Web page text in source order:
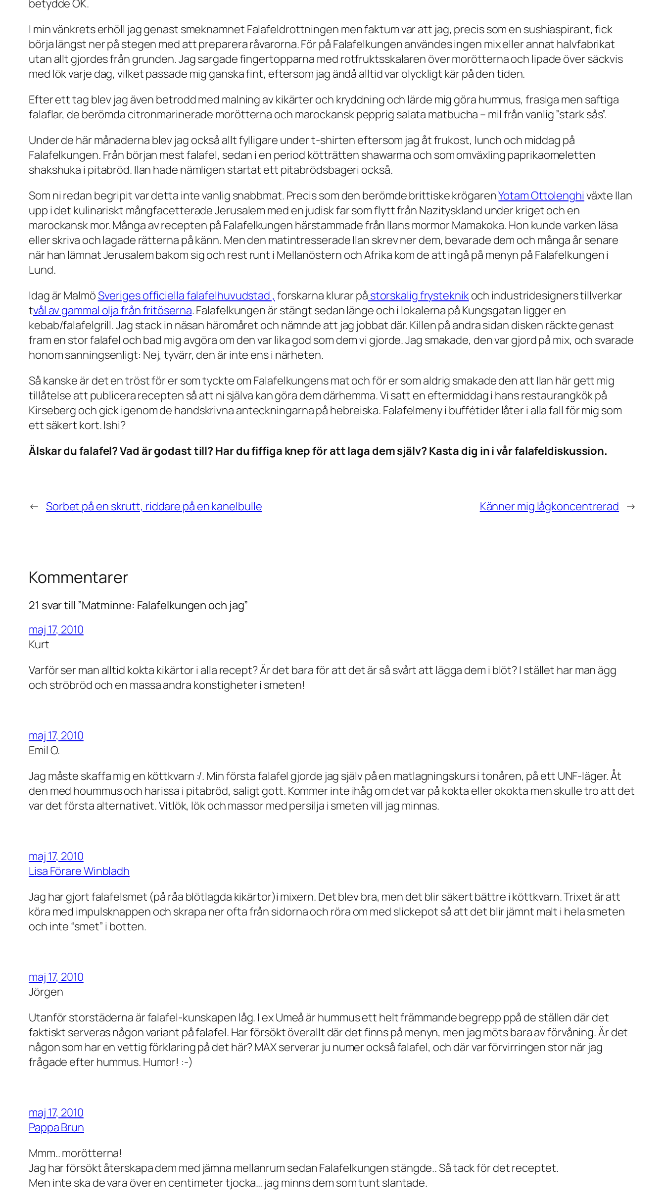
betydde OK.
I min vänkrets erhöll jag genast smeknamnet Falafeldrottningen men faktum var att jag, precis som en sushiaspirant, fick
börja längst ner på stegen med att preparera råvarorna. För på Falafelkungen användes ingen mix eller annat halvfabrikat
utan allt gjordes från grunden. Jag sargade fingertopparna med rotfruktsskalaren över morötterna och lipade över säckvis
med lök varje dag, vilket passade mig ganska fint, eftersom jag ändå alltid var olyckligt kär på den tiden.
Efter ett tag blev jag även betrodd med malning av kikärter och kryddning och lärde mig göra hummus, frasiga men saftiga
falaflar, de berömda citronmarinerade morötterna och marockansk pepprig salata matbucha – mil från vanlig ”stark sås”.
Under de här månaderna blev jag också allt fylligare under t-shirten eftersom jag åt frukost, lunch och middag på
Falafelkungen. Från början mest falafel, sedan i en period kötträtten shawarma och som omväxling paprikaomeletten
shakshuka i pitabröd. Ilan hade nämligen startat ett pitabrödsbageri också.
Som ni redan begripit var detta inte vanlig snabbmat. Precis som den berömde brittiske krögarenYotam Ottolenghi växte Ilan
upp i det kulinariskt mångfacetterade Jerusalem med en judisk far som flytt från Nazityskland under kriget och en
marockansk mor. Många av recepten på Falafelkungen härstammade från Ilans mormor Mamakoka. Hon kunde varken läsa
eller skriva och lagade rätterna på känn. Men den matintresserade Ilan skrev ner dem, bevarade dem och många år senare
när han lämnat Jerusalem bakom sig och rest runt i Mellanöstern och Afrika kom de att ingå på menyn på Falafelkungen i
Lund.
Idag är MalmöSveriges officiella falafelhuvudstad , forskarna klurar på storskalig frysteknikoch industridesigners tillverkar
tvål av gammal olja från fritöserna. Falafelkungen är stängt sedan länge och i lokalerna på Kungsgatan ligger en
kebab/falafelgrill. Jag stack in näsan häromåret och nämnde att jag jobbat där. Killen på andra sidan disken räckte genast
fram en stor falafel och bad mig avgöra om den var lika god som dem vi gjorde. Jag smakade, den var gjord på mix, och svarade
honom sanningsenligt: Nej, tyvärr, den är inte ens i närheten.
Så kanske är det en tröst för er som tyckte om Falafelkungens mat och för er som aldrig smakade den att Ilan här gett mig
tillåtelse att publicera recepten så att ni själva kan göra dem därhemma. Vi satt en eftermiddag i hans restaurangkök på
Kirseberg och gick igenom de handskrivna anteckningarna på hebreiska. Falafelmeny i buffétider låter i alla fall för mig som
ett säkert kort. Ishi?
Älskar du falafel? Vad är godast till? Har du fiffiga knep för att laga dem själv? Kasta dig in i vår falafeldiskussion.
← Sorbet på en skrutt, riddare på en kanelbulle Känner mig lågkoncentrerad →
Kommentarer
21 svar till ”Matminne: Falafelkungen och jag”
maj 17, 2010
Kurt
Varför ser man alltid kokta kikärtor i alla recept? Är det bara för att det är så svårt att lägga dem i blöt? I stället har man ägg
och ströbröd och en massa andra konstigheter i smeten!
maj 17, 2010
Emil O.
Jag måste skaffa mig en köttkvarn :/. Min första falafel gjorde jag själv på en matlagningskurs i tonåren, på ett UNF-läger. Åt
den med hoummus och harissa i pitabröd, saligt gott. Kommer inte ihåg om det var på kokta eller okokta men skulle tro att det
var det första alternativet. Vitlök, lök och massor med persilja i smeten vill jag minnas.
maj 17, 2010
Lisa Förare Winbladh
Jag har gjort falafelsmet (på råa blötlagda kikärtor)i mixern. Det blev bra, men det blir säkert bättre i köttkvarn. Trixet är att
köra med impulsknappen och skrapa ner ofta från sidorna och röra om med slickepot så att det blir jämnt malt i hela smeten
och inte “smet” i botten.
maj 17, 2010
Jörgen
Utanför storstäderna är falafel-kunskapen låg. I ex Umeå är hummus ett helt främmande begrepp ppå de ställen där det
faktiskt serveras någon variant på falafel. Har försökt överallt där det finns på menyn, men jag möts bara av förvåning. Är det
någon som har en vettig förklaring på det här? MAX serverar ju numer också falafel, och där var förvirringen stor när jag
frågade efter hummus. Humor! :-)
maj 17, 2010
Pappa Brun
Mmm.. morötterna!
Jag har försökt återskapa dem med jämna mellanrum sedan Falafelkungen stängde.. Så tack för det receptet.
Men inte ska de vara över en centimeter tjocka… jag minns dem som tunt slantade.